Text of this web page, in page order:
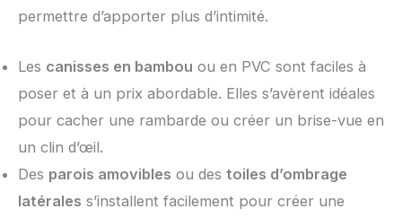
permettre d’apporter plus d’intimité.
Les canisses en bambou ou en PVC sont faciles à
poser et à un prix abordable. Elles s’avèrent idéales
pour cacher une rambarde ou créer un brise-vue en
un clin d’œil.
Des parois amovibles ou des toiles d’ombrage
latérales s’installent facilement pour créer une